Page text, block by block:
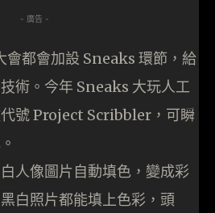
- 廣告 -
都會加設 Sneaks 環節，給
術。今年 Sneaks 大玩人工
號 Project Scribbler，可瞬
人像圖片自動填色，變成彩
白照片都能填上色彩，頭